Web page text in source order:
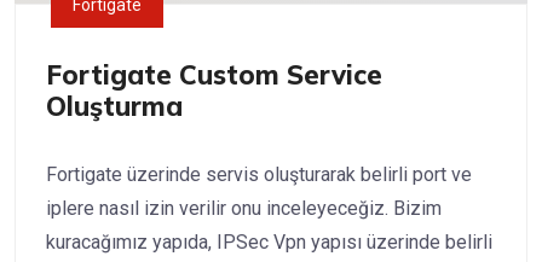
Fortigate
Fortigate Custom Service
Oluşturma
Fortigate üzerinde servis oluşturarak belirli port ve
iplere nasıl izin verilir onu inceleyeceğiz. Bizim
kuracağımız yapıda, IPSec Vpn yapısı üzerinde belirli